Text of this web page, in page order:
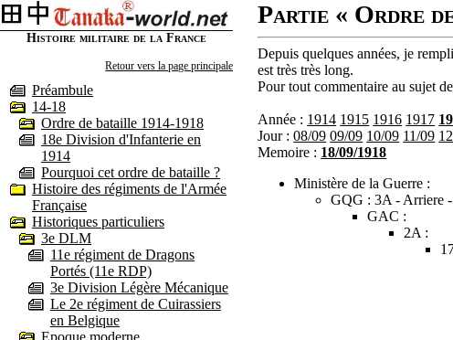
Histoire militaire de la France
Retour vers la page principale
Préambule
14-18
Ordre de bataille 1914-1918
18e Division d'Infanterie en
1914
Pourquoi cet ordre de bataille ?
Histoire des régiments de l'Armée
Française
Historiques particuliers
3e DLM
11e régiment de Dragons
Portés (11e RDP)
3e Division Légère Mécanique
Le 2e régiment de Cuirassiers
en Belgique
Epoque moderne
Partie « Ordre
Depuis quelques années, je
est très très long.
Pour tout commentaire au sujet
Année : 1914 1915 1916 1917
Jour :08/09 09/09 10/09 11/09
Memoire : 18/09/1918
Ministère de la Guerre :
GQG : 3A - Arriere
GAC :
2A :